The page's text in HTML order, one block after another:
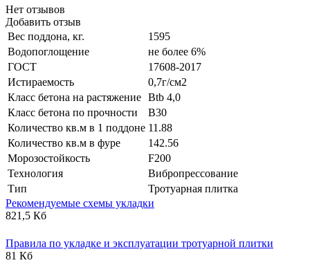
Нет отзывов
Добавить отзыв
Вес поддона, кг.
1595
Водопоглощение
не более 6%
ГОСТ
17608-2017
Истираемость
0,7г/см2
Класс бетона на растяжение Btb 4,0
Класс бетона по прочности
B30
Количество кв.м в 1 поддоне 11.88
Количество кв.м в фуре
142.56
Морозостойкость
F200
Технология
Вибропрессование
Тип
Тротуарная плитка
Рекомендуемые схемы укладки
821,5 Кб
Правила по укладке и эксплуатации тротуарной плитки
81 Кб